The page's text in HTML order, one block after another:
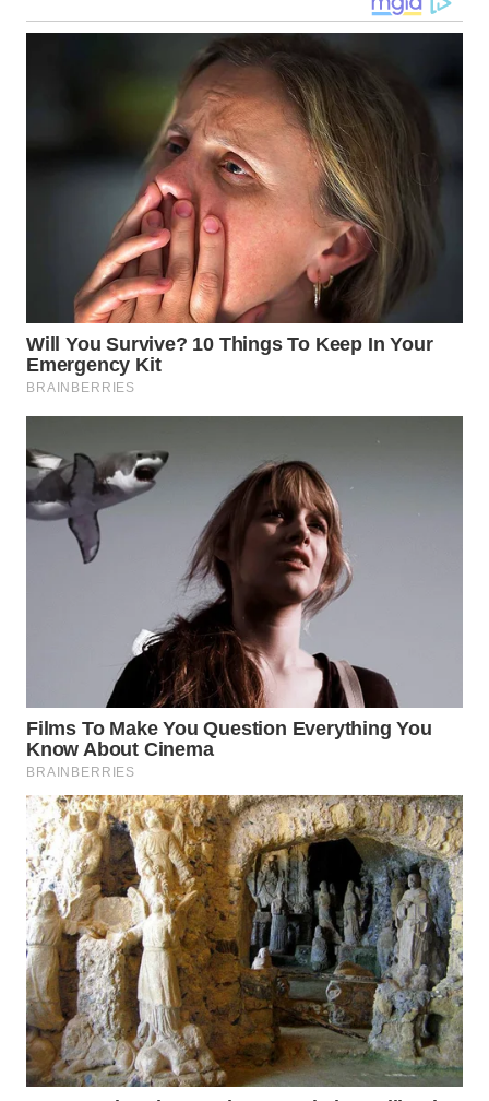
MALUKU
WN
TOBA
WN
NIAS
LANGKAT
WN
TAPANULI
SELATAN
WN
KARO
WN
SIMALUNGUN
WN
LABUHANBATU
WN
TAPANULI
TENGAH
WN DELI
SERDANG